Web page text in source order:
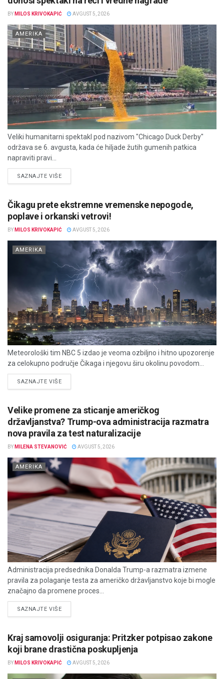
BY MILOS KRIVOKAPIĆ AVGUST 5, 2026
AMERIKA
Veliki humanitarni spektakl pod nazivom "Chicago Duck Derby"
održava se 6. avgusta, kada će hiljade žutih gumenih patkica
napraviti pravi...
SAZNAJTE VIŠEDETAILS
Čikagu prete ekstremne vremenske nepogode,
poplave i orkanski vetrovi!
BY MILOS KRIVOKAPIĆ AVGUST 5, 2026
AMERIKA
Meteorološki tim NBC 5 izdao je veoma ozbiljno i hitno upozorenje
za celokupno područje Čikaga i njegovu širu okolinu povodom...
SAZNAJTE VIŠEDETAILS
Velike promene za sticanje američkog
državljanstva? Trump-ova administracija razmatra
nova pravila za test naturalizacije
BY MILENA STEVANOVIĆ AVGUST 5, 2026
AMERIKA
Administracija predsednika Donalda Trump-a razmatra izmene
pravila za polaganje testa za američko državljanstvo koje bi mogle
značajno da promene proces...
SAZNAJTE VIŠEDETAILS
Kraj samovolji osiguranja: Pritzker potpisao zakone
koji brane drastična poskupljenja
BY MILOS KRIVOKAPIĆ AVGUST 5, 2026